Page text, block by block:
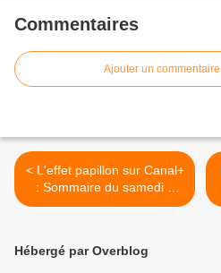
Commentaires
Ajouter un commentaire
< L'effet papillon sur Canal+
: Sommaire du samedi 4
décembre
Hébergé par Overblog